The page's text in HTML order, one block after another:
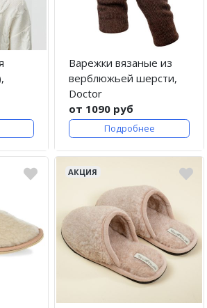
Варежки вязаные из
верблюжьей шерсти,
Doctor
от 1090 руб
Подробнее
АКЦИЯ